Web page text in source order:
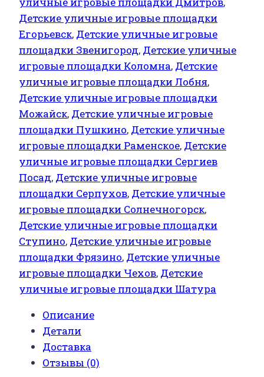
0.9
(колор,
качели-
гнездо
Аиста)
6004
Детские уличные игровые площадки
Егорьевск, Детские уличные игровые
площадки Звенигород, Детские уличные
игровые площадки Коломна, Детские
уличные игровые площадки Лобня,
Детские уличные игровые площадки
Можайск, Детские уличные игровые
площадки Пушкино, Детские уличные
игровые площадки Раменское, Детские
уличные игровые площадки Сергиев
Посад, Детские уличные игровые
площадки Серпухов, Детские уличные
игровые площадки Солнечногорск,
Детские уличные игровые площадки
Ступино, Детские уличные игровые
площадки Фрязино, Детские уличные
игровые площадки Чехов, Детские
уличные игровые площадки Шатура
Описание
Детали
Доставка
Отзывы (0)